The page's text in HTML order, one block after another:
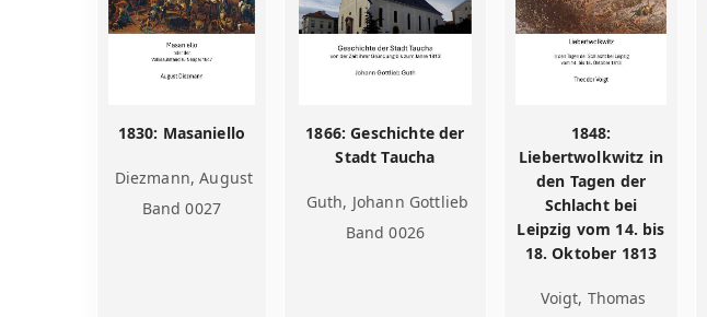
1830: Masaniello
Diezmann, August
Band 0027
1866: Geschichte der
Stadt Taucha
Guth, Johann Gottlieb
Band 0026
1848:
Liebertwolkwitz in
den Tagen der
Schlacht bei
Leipzig vom 14. bis
18. Oktober 1813
Voigt, Thomas